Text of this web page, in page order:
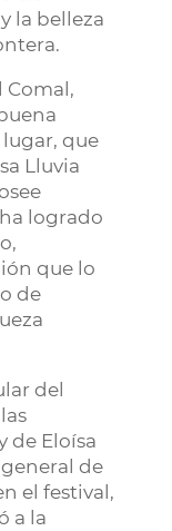
la belleza
Comal,
que
Lluvia
logrado
que lo
de
del
de Eloísa
de
el festival,
a la